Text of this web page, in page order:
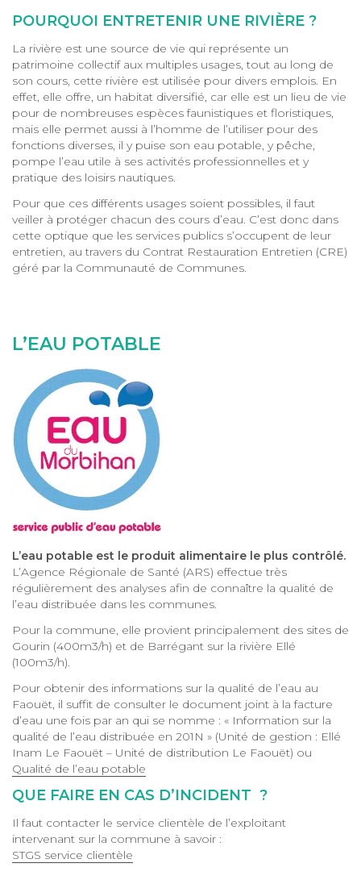
POURQUOI ENTRETENIR UNE RIVIÈRE ?
La rivière est une source de vie qui représente un
patrimoine collectif aux multiples usages, tout au long de
son cours, cette rivière est utilisée pour divers emplois. En
effet, elle offre, un habitat diversifié, car elle est un lieu de vie
pour de nombreuses espèces faunistiques et floristiques,
mais elle permet aussi à l’homme de l’utiliser pour des
fonctions diverses, il y puise son eau potable, y pêche,
pompe l’eau utile à ses activités professionnelles et y
pratique des loisirs nautiques.
Pour que ces différents usages soient possibles, il faut
veiller à protéger chacun des cours d’eau. C’est donc dans
cette optique que les services publics s’occupent de leur
entretien, au travers du Contrat Restauration Entretien (CRE)
géré par la Communauté de Communes.
L’EAU POTABLE
L’eau potable est le produit alimentaire le plus contrôlé.
L’Agence Régionale de Santé (ARS) effectue très
régulièrement des analyses afin de connaître la qualité de
l’eau distribuée dans les communes.
Pour la commune, elle provient principalement des sites de
Gourin (400m3/h) et de Barrégant sur la rivière Ellé
(100m3/h).
Pour obtenir des informations sur la qualité de l’eau au
Faouët, il suffit de consulter le document joint à la facture
d’eau une fois par an qui se nomme : « Information sur la
qualité de l’eau distribuée en 201N » (Unité de gestion : Ellé
Inam Le Faouët – Unité de distribution Le Faouët) ou
Qualité de l’eau potable
QUE FAIRE EN CAS D’INCIDENT ?
Il faut contacter le service clientèle de l’exploitant
intervenant sur la commune à savoir :
STGS service clientèle